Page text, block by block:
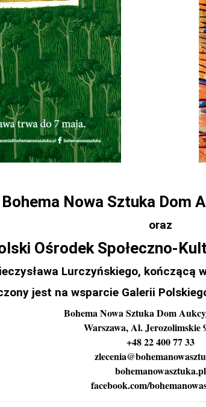
Bohema Nowa Sztuka Dom
oraz
Ośrodek Społeczno-
Lurczyńskiego, kończącą
jest na wsparcie Galerii
Bohema Nowa Sztuka Dom
Warszawa, Al. Jerozolimskie
+48 22 400 77 33
bohemanowasztuka.pl
facebook.com/